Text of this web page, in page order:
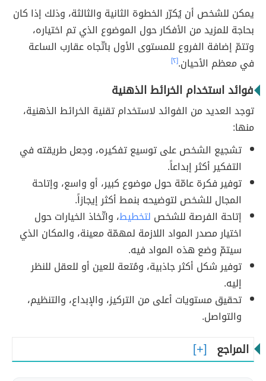
يمكن للشخص أن يُكرّر الخطوة الثانية والثالثة، وذلك إذا كان
بحاجة للمزيد من الأفكار حول الموضوع الذي تم اختياره،
وتتمّ إضافة الفروع للمستوى الأول باتّجاه عقارب الساعة
في معظم الأحيان.[٢]
فوائد استخدام الخرائط الذهنية
توجد العديد من الفوائد لاستخدام تقنية الخرائط الذهنية،
منها:
تشجيع الشخص على توسيع تفكيره، وجعل طريقته في
التفكير أكثر إبداعاً.
توفير فكرة عامّة حول موضوع كبير، أو واسع، وإتاحة
المجال للشخص لتوضيحه بنمط أكثر إيجازاً.
إتاحة الفرصة للشخص لتخطيط، واتّخاذ الخيارات حول
اختيار مصدر المواد اللازمة لمهمّة معينة، والمكان الذي
سيتمّ وضع هذه المواد فيه.
توفير شكل أكثر جاذبية، ومُتعة للعين أو للعقل للنظر
إليه.
تحقيق مستويات أعلى من التركيز، والإبداع، والتنظيم،
والتواصل.
المراجع